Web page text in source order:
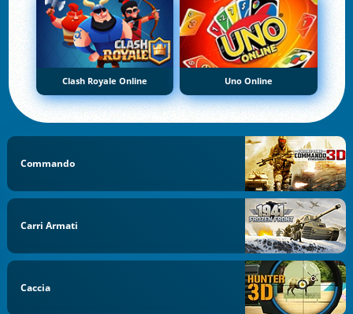
Clash Royale Online Uno Online
Commando
Carri Armati
Caccia